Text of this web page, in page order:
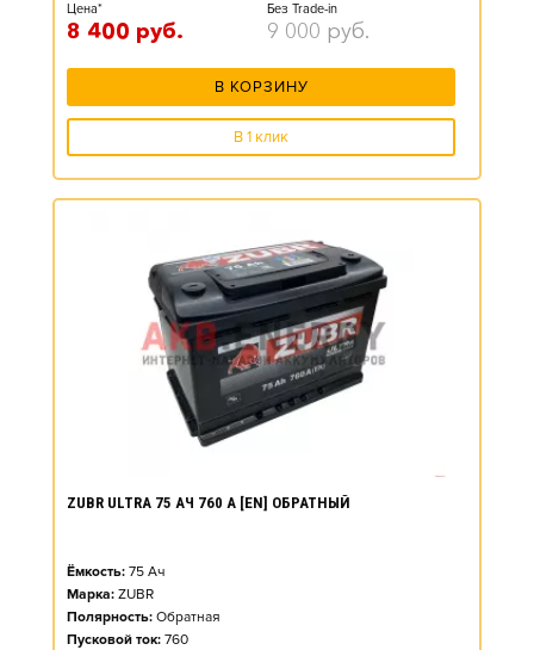
Цена*
8 400 руб.
Без Trade-in
9 000 руб.
В КОРЗИНУ
В 1 клик
ZUBR ULTRA 75 АЧ 760 А [EN] ОБРАТНЫЙ
Ёмкость: 75 Ач
Марка: ZUBR
Полярность: Обратная
Пусковой ток: 760